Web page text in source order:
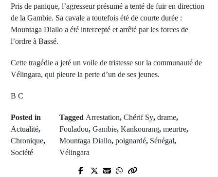
Pris de panique, l’agresseur présumé a tenté de fuir en direction
de la Gambie. Sa cavale a toutefois été de courte durée :
Mountaga Diallo a été intercepté et arrêté par les forces de
l’ordre à Bassé.
Cette tragédie a jeté un voile de tristesse sur la communauté de
Vélingara, qui pleure la perte d’un de ses jeunes.
B C
Posted in
Actualité,
Chronique,
Société
Tagged Arrestation,Chérif Sy,drame,
Fouladou,Gambie,Kankourang,meurtre,
Mountaga Diallo,poignardé, Sénégal,
Vélingara
Next Post